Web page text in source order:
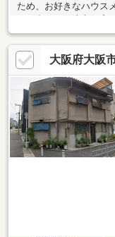
ため、お好きなハウス
に接道する角地で、日
大阪メトロ御堂筋線・
電車を利用しての通勤
い合わせください。お
大阪府大阪